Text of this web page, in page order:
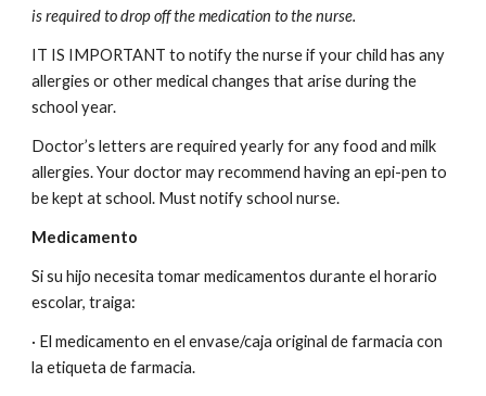
is required to drop off the medication to the nurse.
IT IS IMPORTANT to notify the nurse if your child has any
allergies or other medical changes that arise during the
school year.
Doctor’s letters are required yearly for any food and milk
allergies. Your doctor may recommend having an epi-pen to
be kept at school. Must notify school nurse.
Medicamento
Si su hijo necesita tomar medicamentos durante el horario
escolar, traiga:
· El medicamento en el envase/caja original de farmacia con
la etiqueta de farmacia.